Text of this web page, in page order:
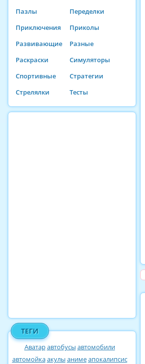
Пазлы
Переделки
Приключения
Приколы
Развивающие
Разные
Раскраски
Симуляторы
Спортивные
Стратегии
Стрелялки
Тесты
ТЕГИ
Аватаравтобусы автомобили
автомойкаакулы анимеапокалипсис